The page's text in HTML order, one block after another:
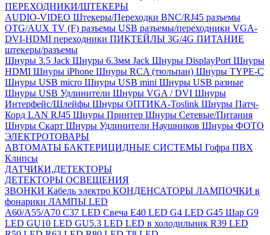
ПЕРЕХОДНИКИ/ШТЕКЕРЫ
AUDIO-VIDEO Штекеры/Переходки BNC/RJ45 разъемы
OTG/AUX TV (F) разъемы USB разъемы/переходники VGA-
DVI-HDMI переходники ПИКТЕЙЛЫ 3G/4G ПИТАНИЕ
штекеры/разъемы
Шнуры 3.5 Jack Шнуры 6.3мм Jack Шнуры DisplayPort Шнуры
HDMI Шнуры iPhone Шнуры RCA (тюльпан) Шнуры TYPE-C
Шнуры USB micro Шнуры USB mini Шнуры USB разные
Шнуры USB Удлинители Шнуры VGA / DVI Шнуры
Интерфейс/Шлейфы Шнуры ОПТИКА-Toslink Шнуры Патч-
Корд LAN RJ45 Шнуры Принтер Шнуры Сетевые/Питания
Шнуры Скарт Шнуры Удлинители Наушников Шнуры ФОТО
ЭЛЕКТРОТОВАРЫ
АВТОМАТЫ БАКТЕРИЦИДНЫЕ СИСТЕМЫ Гофра ПВХ
Клипсы
ДАТЧИКИ,ДЕТЕКТОРЫ
ДЕТЕКТОРЫ ОСВЕЩЕНИЯ
ЗВОНКИ Кабель электро КОНДЕНСАТОРЫ ЛАМПОЧКИ в
фонарики ЛАМПЫ LED
A60/A55/A70 C37 LED Свеча E40 LED G4 LED G45 Шар G9
LED GU10 LED GU5.3 LED LED в холодильник R39 LED